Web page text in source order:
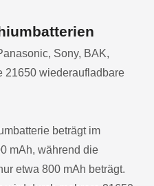
Sony, BAK,
21650 wiederaufladbare
beträgt im
mAh, während die
etwa 800 mAh beträgt.